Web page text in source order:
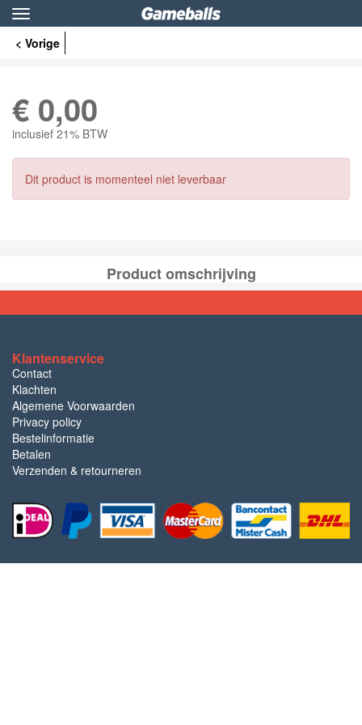
Toggle
navigation
< Vorige
€ 0,00
inclusief 21% BTW
Dit product is momenteel niet leverbaar
Product omschrijving
Klantenservice
Contact
Klachten
Algemene Voorwaarden
Privacy policy
Bestelinformatie
Betalen
Verzenden & retourneren